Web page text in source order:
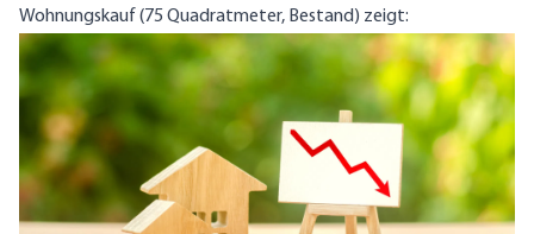
Wohnungskauf (75 Quadratmeter, Bestand) zeigt: